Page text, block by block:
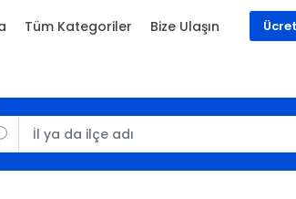
Tüm Kategoriler Bize Ulaşın